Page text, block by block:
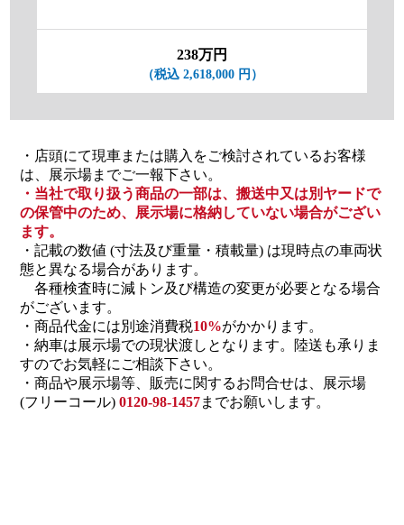
238万円
（税込 2,618,000 円）
・店頭にて現車または購入をご検討されているお客様
は、展示場までご一報下さい。
・当社で取り扱う商品の一部は、搬送中又は別ヤードで
の保管中のため、展示場に格納していない場合がござい
ます。
・記載の数値 (寸法及び重量・積載量) は現時点の車両状
態と異なる場合があります。
各種検査時に減トン及び構造の変更が必要となる場合
がございます。
・商品代金には別途消費税10%がかかります。
・納車は展示場での現状渡しとなります。陸送も承りま
すのでお気軽にご相談下さい。
・商品や展示場等、販売に関するお問合せは、展示場
(フリーコール) 0120-98-1457までお願いします。